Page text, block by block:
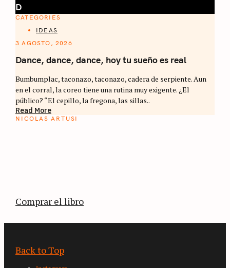
D
CATEGORIES
IDEAS
3 AGOSTO, 2026
Dance, dance, dance, hoy tu sueño es real
Bumbumplac, taconazo, taconazo, cadera de serpiente. Aun
en el corral, la coreo tiene una rutina muy exigente. ¿El
público? “El cepillo, la fregona, las sillas..
Read More
NICOLAS ARTUSI
Comprar el libro
Back to Top